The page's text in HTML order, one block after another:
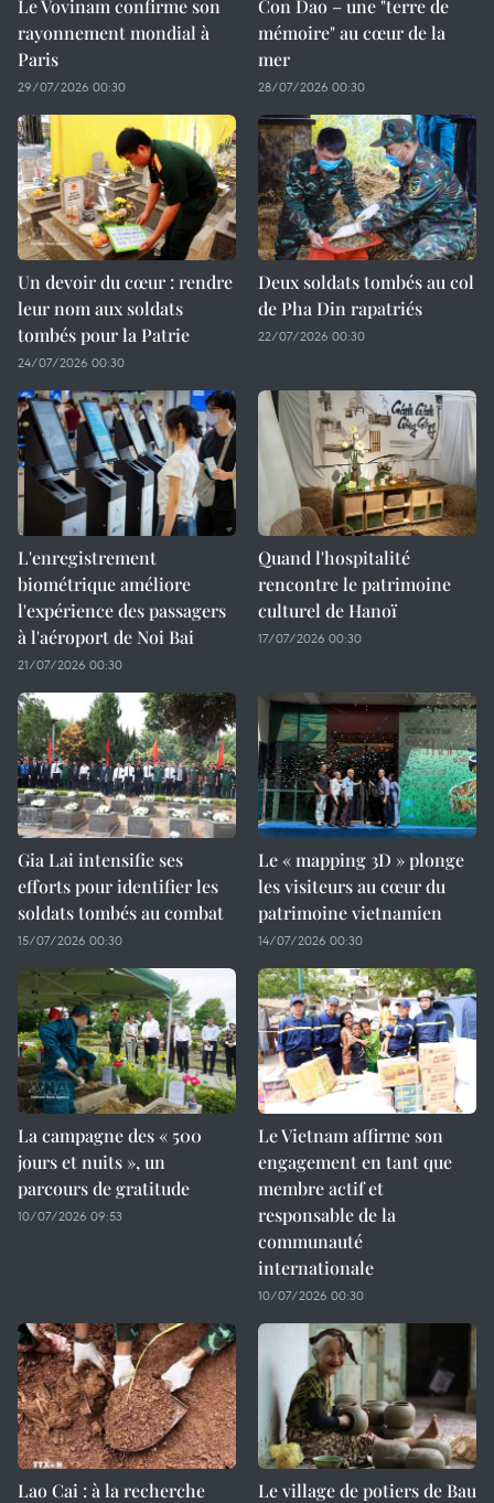
Le Vovinam confirme son
rayonnement mondial à
Paris
29/07/2026 00:30
Con Dao – une "terre de
mémoire" au cœur de la
mer
28/07/2026 00:30
Un devoir du cœur : rendre
leur nom aux soldats
tombés pour la Patrie
24/07/2026 00:30
Deux soldats tombés au col
de Pha Din rapatriés
22/07/2026 00:30
L'enregistrement
biométrique améliore
l'expérience des passagers
à l'aéroport de Noi Bai
21/07/2026 00:30
Quand l'hospitalité
rencontre le patrimoine
culturel de Hanoï
17/07/2026 00:30
Gia Lai intensifie ses
efforts pour identifier les
soldats tombés au combat
15/07/2026 00:30
Le « mapping 3D » plonge
les visiteurs au cœur du
patrimoine vietnamien
14/07/2026 00:30
La campagne des « 500
jours et nuits », un
parcours de gratitude
10/07/2026 09:53
Le Vietnam affirme son
engagement en tant que
membre actif et
responsable de la
communauté
internationale
10/07/2026 00:30
Lao Cai : à la recherche
Le village de potiers de Bau